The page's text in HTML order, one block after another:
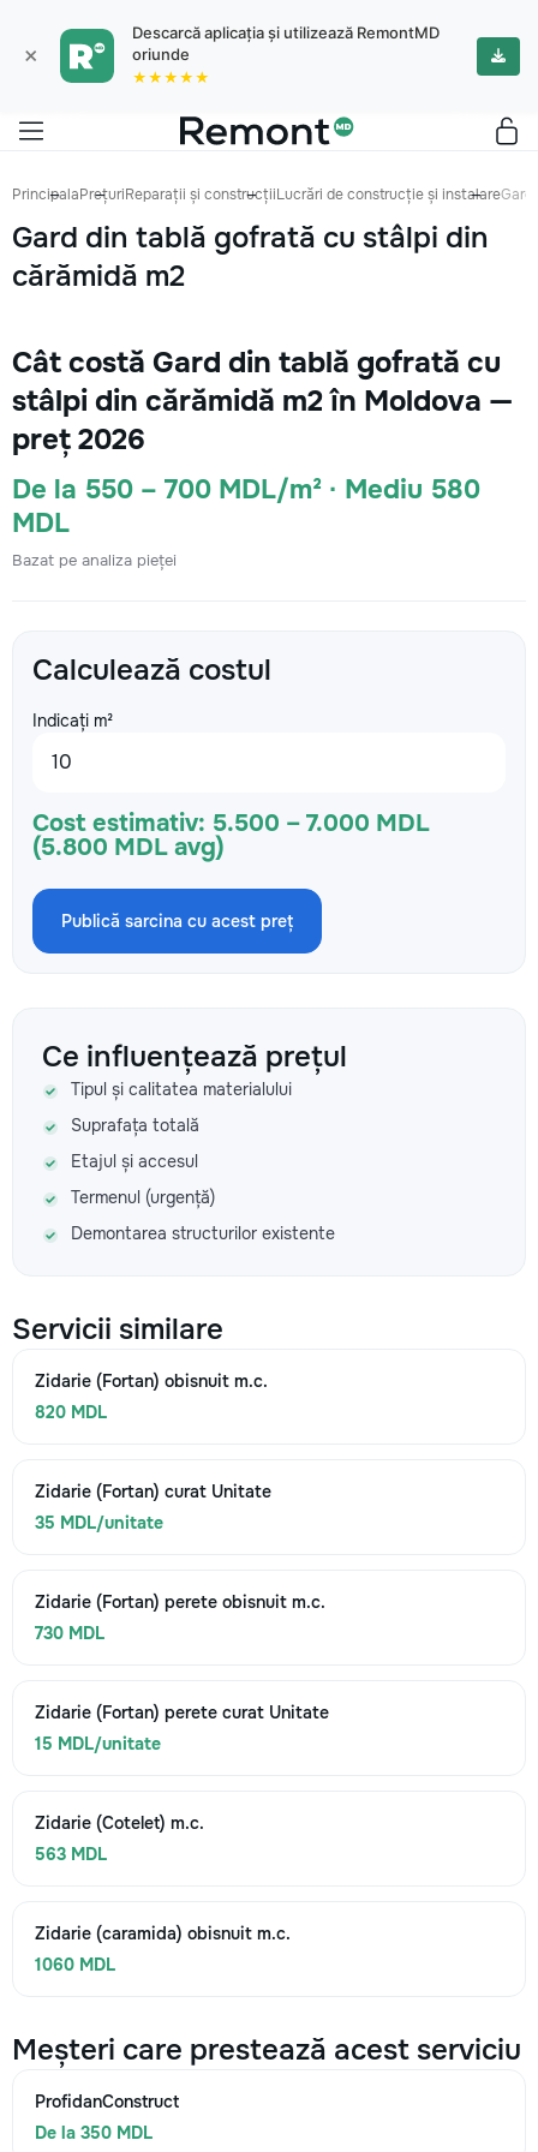
×
Descarcă aplicația și utilizează RemontMD
oriunde
★★★★★
PrincipalaPrețuriReparații și construcțiiLucrări de construcție și instalareGard
Gard din tablă gofrată cu stâlpi din
cărămidă m2
Cât costă Gard din tablă gofrată cu
stâlpi din cărămidă m2 în Moldova —
preț 2026
De la 550 – 700 MDL/m² · Mediu 580
MDL
Bazat pe analiza pieței
Calculează costul
Indicați m²
Cost estimativ: 5.500 – 7.000 MDL
(5.800 MDL avg)
Publică sarcina cu acest preț
Ce influențează prețul
Tipul și calitatea materialului
Suprafața totală
Etajul și accesul
Termenul (urgență)
Demontarea structurilor existente
Servicii similare
Zidarie (Fortan) obisnuit m.c.
820 MDL
Zidarie (Fortan) curat Unitate
35 MDL/unitate
Zidarie (Fortan) perete obisnuit m.c.
730 MDL
Zidarie (Fortan) perete curat Unitate
15 MDL/unitate
Zidarie (Cotelet) m.c.
563 MDL
Zidarie (caramida) obisnuit m.c.
1060 MDL
Meșteri care prestează acest serviciu
ProfidanConstruct
De la 350 MDL